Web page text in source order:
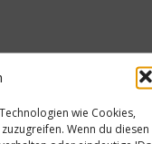
wie Cookies,
Wenn du diesen